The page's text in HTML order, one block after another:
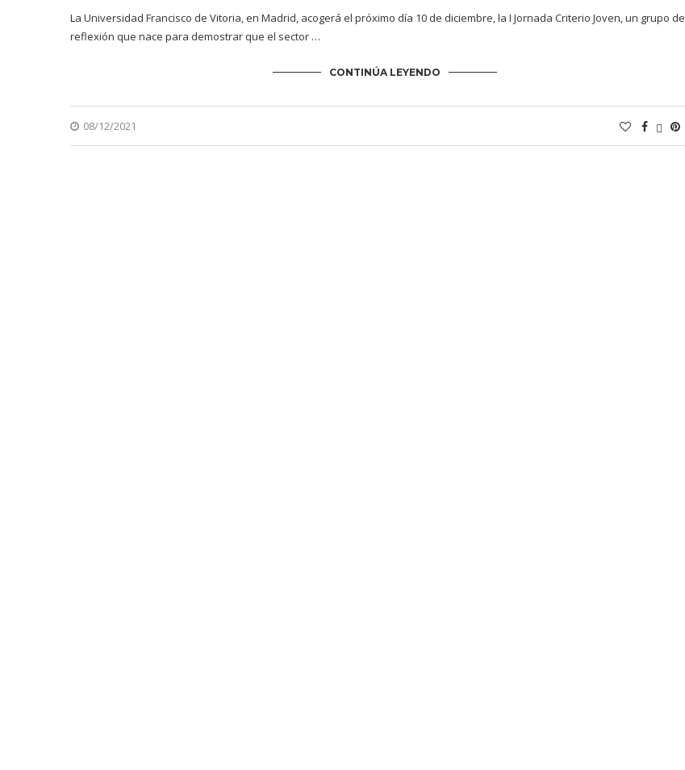
La Universidad Francisco de Vitoria, en Madrid, acogerá el próximo día 10 de diciembre, la I Jornada Criterio Joven, un grupo de
reflexión que nace para demostrar que el sector …
CONTINÚA LEYENDO
08/12/2021